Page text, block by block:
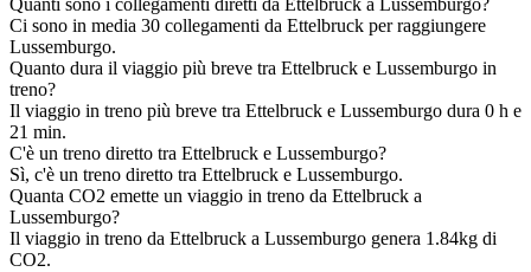
Quanti sono i collegamenti diretti da Ettelbruck a Lussemburgo?
Ci sono in media 30 collegamenti da Ettelbruck per raggiungere
Lussemburgo.
Quanto dura il viaggio più breve tra Ettelbruck e Lussemburgo in
treno?
Il viaggio in treno più breve tra Ettelbruck e Lussemburgo dura 0 h e
21 min.
C'è un treno diretto tra Ettelbruck e Lussemburgo?
Sì, c'è un treno diretto tra Ettelbruck e Lussemburgo.
Quanta CO2 emette un viaggio in treno da Ettelbruck a
Lussemburgo?
Il viaggio in treno da Ettelbruck a Lussemburgo genera 1.84kg di
CO2.